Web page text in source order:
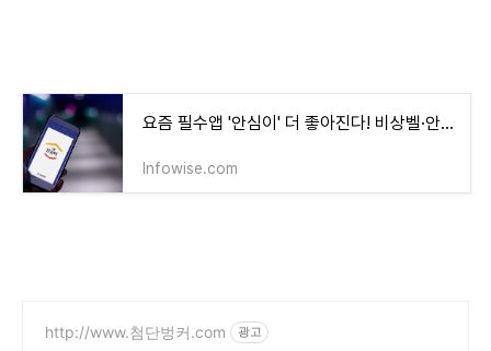
요즘 필수앱 '안심이' 더 좋아진다! 비상벨·안전지도 안내
lnfowise.com
http://www.첨단벙커.com 광고